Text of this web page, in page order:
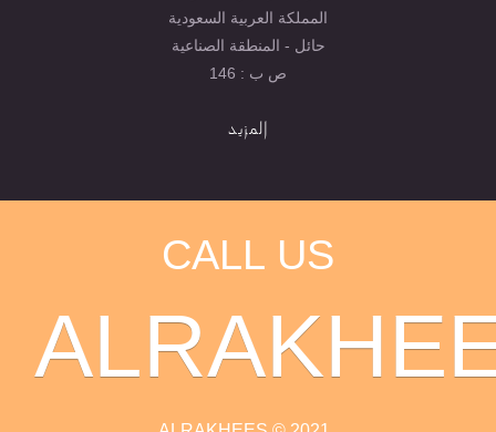
المملكة العربية السعودية
حائل - المنطقة الصناعية
ص ب : 146
المزيد
CALL US